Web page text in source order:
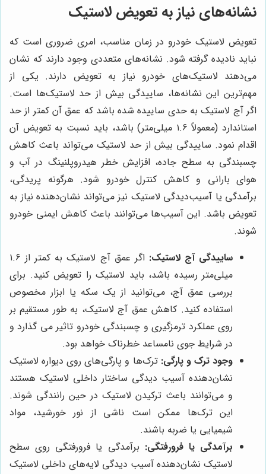
نشانه‌های نیاز به تعویض لاستیک
تعویض لاستیک خودرو در زمان مناسب، امری ضروری است که
نباید نادیده گرفته شود. نشانه‌های متعددی وجود دارند که نشان
می‌دهند لاستیک‌های خودرو نیاز به تعویض دارند. یکی از
مهم‌ترین این نشانه‌ها، ساییدگی بیش از حد لاستیک‌ها است.
اگر آج لاستیک به حدی ساییده شده باشد که عمق آن کمتر از حد
استاندارد (معمولاً ۱.۶ میلی‌متر) باشد، باید نسبت به تعویض آن
اقدام نمود. ساییدگی بیش از حد لاستیک می‌تواند باعث کاهش
چسبندگی به سطح جاده، افزایش خطر هیدروپلنینگ در آب و
هوای بارانی و کاهش کنترل خودرو شود. هرگونه پریدگی،
برآمدگی یا آسیب‌دیدگی لاستیک نیز می‌تواند نشان‌دهنده نیاز به
تعویض باشد. این آسیب‌ها می‌توانند باعث کاهش ایمنی خودرو
شوند.
ساییدگی آج لاستیک:
اگر عمق آج لاستیک به کمتر از ۱.۶
میلی‌متر رسیده باشد، باید لاستیک را تعویض کنید. برای
بررسی عمق آج، می‌توانید از یک سکه یا ابزار مخصوص
استفاده کنید. کاهش عمق آج لاستیک، به طور مستقیم بر
روی عملکرد ترمزگیری و چسبندگی خودرو تاثیر می گذارد و
در شرایط جوی نامساعد خطرناک خواهد بود.
وجود ترک و پارگی: ترک‌ها و پارگی‌های روی دیواره لاستیک
نشان‌دهنده آسیب دیدگی ساختار داخلی لاستیک هستند
و می‌توانند باعث ترکیدن لاستیک در حین رانندگی شوند.
این ترک‌ها ممکن است ناشی از نور خورشید، مواد
شیمیایی یا ضربه باشند.
برآمدگی یا فرورفتگی: برآمدگی یا فرورفتگی روی سطح
لاستیک نشان‌دهنده آسیب دیدگی لایه‌های داخلی لاستیک